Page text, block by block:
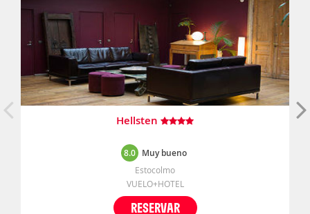
Hellsten
8.0 Muy bueno
Estocolmo
VUELO+HOTEL
RESERVAR